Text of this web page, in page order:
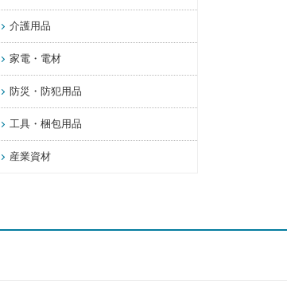
介護用品
家電・電材
防災・防犯用品
工具・梱包用品
産業資材